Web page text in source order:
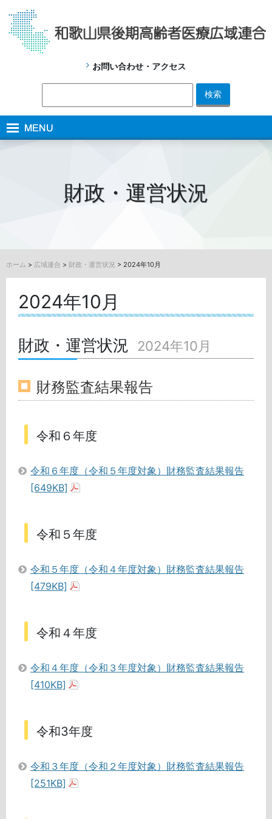
お問い合わせ・アクセス
財政・運営状況
ホーム > 広域連合 > 財政・運営状況 > 2024年10月
2024年10月
財政・運営状況 2024年10月
財務監査結果報告
令和６年度
令和６年度（令和５年度対象）財務監査結果報告
[649KB]
令和５年度
令和５年度（令和４年度対象）財務監査結果報告
[479KB]
令和４年度
令和４年度（令和３年度対象）財務監査結果報告
[410KB]
令和3年度
令和３年度（令和２年度対象）財務監査結果報告
[251KB]